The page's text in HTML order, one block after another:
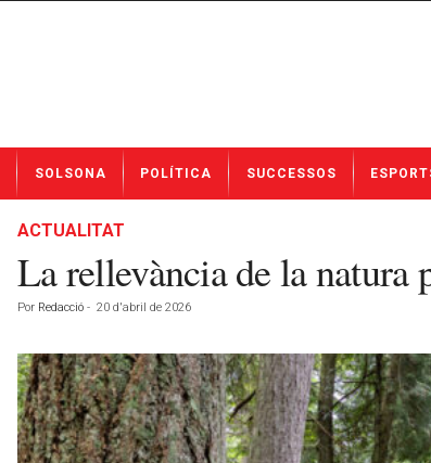
t
SOLSONA POLÍTICA SUCCESSOS
ACTUALITAT
La rellevància de la natura
Por Redacció - 20 d'abril de 2026